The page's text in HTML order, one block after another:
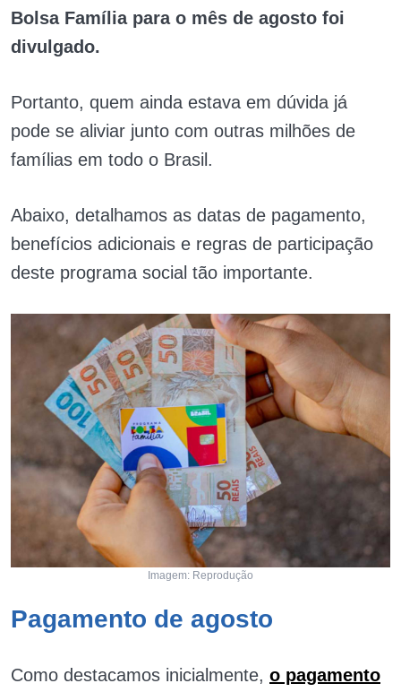
Bolsa Família para o mês de agosto foi
divulgado.
Portanto, quem ainda estava em dúvida já
pode se aliviar junto com outras milhões de
famílias em todo o Brasil.
Abaixo, detalhamos as datas de pagamento,
benefícios adicionais e regras de participação
deste programa social tão importante.
Imagem: Reprodução
Pagamento de agosto
Como destacamos inicialmente, o pagamento